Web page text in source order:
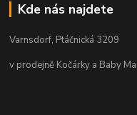
Kde nás najdete
Varnsdorf, Ptáčnická 3209
v prodejně Kočárky a Baby